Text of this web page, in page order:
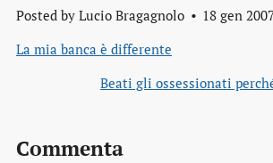
Posted by Lucio Bragagnolo 18 gen
La mia banca è differente
Beati gli ossessionati
Commenta